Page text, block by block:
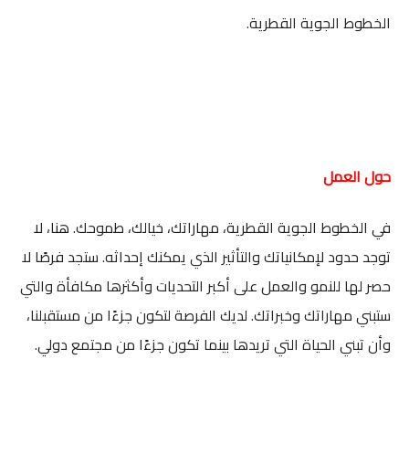
الخطوط الجوية القطرية.
حول العمل
في الخطوط الجوية القطرية، مهاراتك، خيالك، طموحك. هنا، لا
توجد حدود لإمكانياتك والتأثير الذي يمكنك إحداثه. ستجد فرصًا لا
حصر لها للنمو والعمل على أكبر التحديات وأكثرها مكافأة والتي
ستبني مهاراتك وخبراتك. لديك الفرصة لتكون جزءًا من مستقبلنا،
وأن تبني الحياة التي تريدها بينما تكون جزءًا من مجتمع دولي.